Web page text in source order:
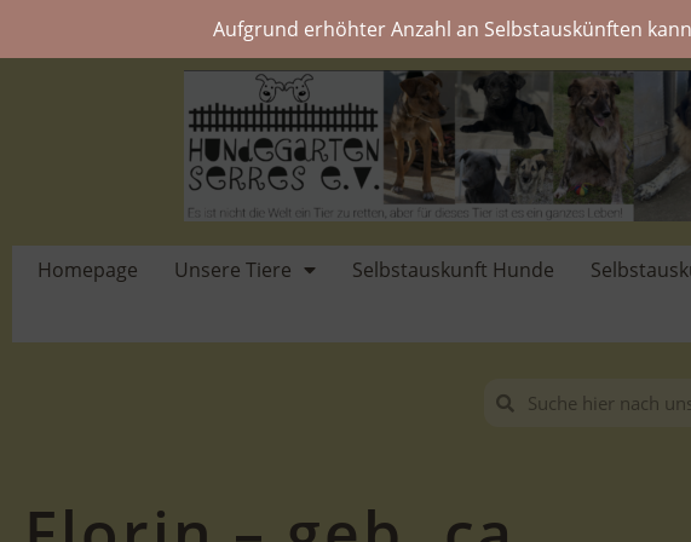
Aufgrund erhöhter Anzahl an Selbstauskünften
Homepage Unsere Tiere Selbstauskunft Hunde